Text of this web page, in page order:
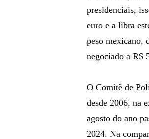
presidenciais,
euro e a libra
peso mexicano,
negociado a R$
O Comitê de
desde 2006, na
agosto do ano
2024. Na